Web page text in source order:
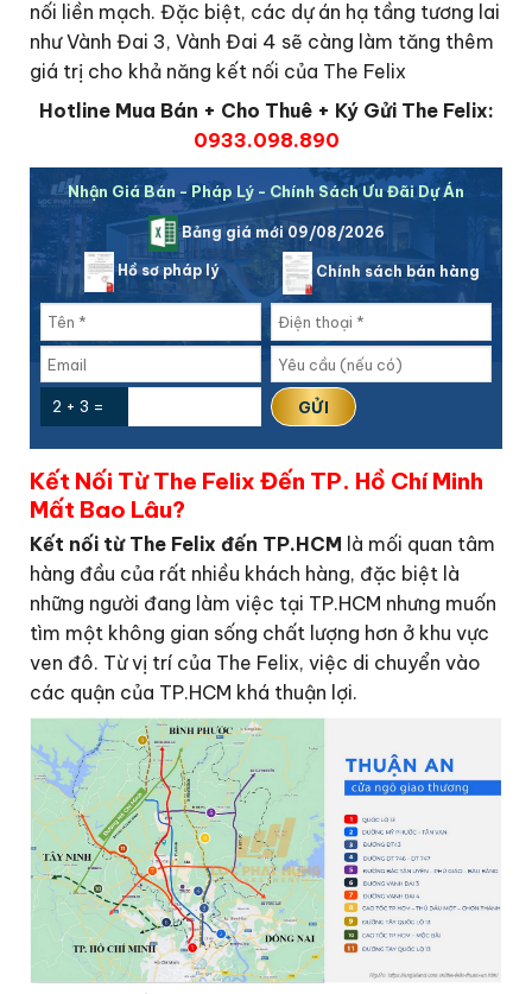
nối liền mạch. Đặc biệt, các dự án hạ tầng tương lai
như Vành Đai 3, Vành Đai 4 sẽ càng làm tăng thêm
giá trị cho khả năng kết nối của The Felix
Hotline Mua Bán + Cho Thuê + Ký Gửi The Felix:
0933.098.890
Nhận Giá Bán - Pháp Lý - Chính Sách Ưu Đãi Dự Án
Bảng giá mới 09/08/2026
Hồ sơ pháp lý Chính sách bán hàng
2 + 3 =
Kết Nối Từ The Felix Đến TP. Hồ Chí Minh
Mất Bao Lâu?
Kết nối từ The Felix đến TP.HCM là mối quan tâm
hàng đầu của rất nhiều khách hàng, đặc biệt là
những người đang làm việc tại TP.HCM nhưng muốn
tìm một không gian sống chất lượng hơn ở khu vực
ven đô. Từ vị trí của The Felix, việc di chuyển vào
các quận của TP.HCM khá thuận lợi.